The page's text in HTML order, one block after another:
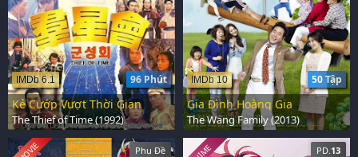
96 Phút
IMDb 6.1
Kẻ Cướp Vượt Thời Gian
The Thief of Time (1992)
50 Tập
IMDb 10
Gia Đình Hoàng Gia
The Wang Family (2013)
Phụ Đề PD.13